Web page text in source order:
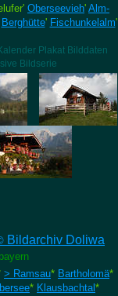
Oberseevieh' Alm-
Berghütte' Fischunkelalm'
Plakat Bilddaten
Bildserie
Bildarchiv Doliwa
> Ramsau* Bartholomä*
* Klausbachtal *